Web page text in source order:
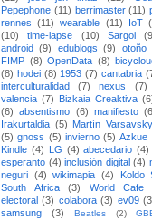
Pepephone (11) berrimaster (11)
rennes (11) wearable (11) IoT
(10)
time-lapse (10) Sargoi
android (9) edublogs (9) otoño
FIMP (8) OpenData (8)
(8) hodei (8) 1953 (7) cantabria
interculturalidad
(7) nexus (7)
valencia (7) Bizkaia Creaktiva
(6)
absentismo (6) manifiesto
Irakurtaldia (5) Martín Varsavsky
(5) gnoss (5) invierno (5) Azkue
Kindle (4) LG (4) abecedario (4)
esperanto (4) inclusión digital (4)
neguri (4) wikimapia (4) Koldo
South Africa
(3) World Cafe
electoral (3) colabora (3) ev09
samsung
(3) Beatles (2)